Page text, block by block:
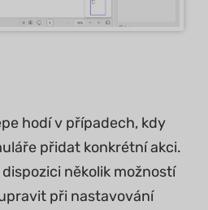
hodí v případech, kdy
přidat konkrétní akci.
několik možností
při nastavování